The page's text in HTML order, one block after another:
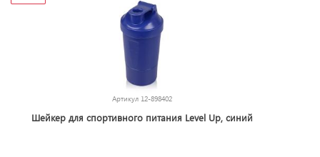
Артикул 12-898402
Шейкер для спортивного питания Level Up, синий